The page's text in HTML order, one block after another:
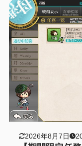
2026年8月7日